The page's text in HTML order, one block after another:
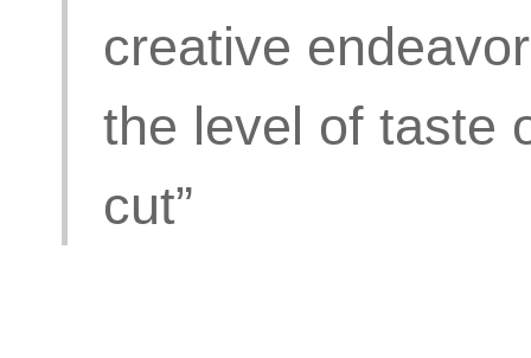
creative
the level of taste
cut”